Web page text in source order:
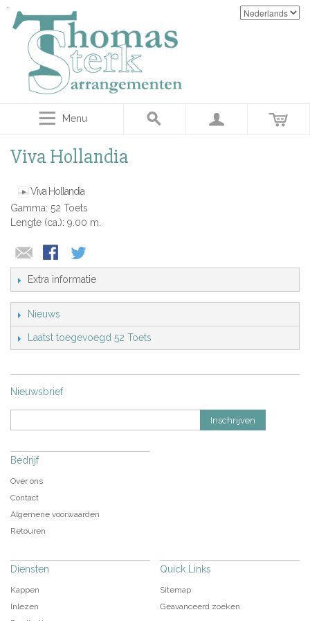
Menu
Viva Hollandia
Viva Hollandia
Gamma: 52 Toets
Lengte (ca.): 9.00 m.
Extra informatie
Nieuws
Laatst toegevoegd 52 Toets
Nieuwsbrief
Inschrijven
Bedrijf
Over ons
Contact
Algemene voorwaarden
Retouren
Diensten
Kappen
Inlezen
Quick Links
Sitemap
Geavanceerd zoeken